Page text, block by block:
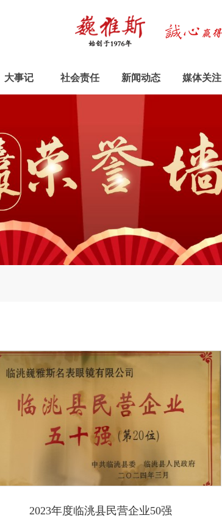
大事记 社会责任 新闻动态 媒体关注
2023年度临洮县民营企业50强